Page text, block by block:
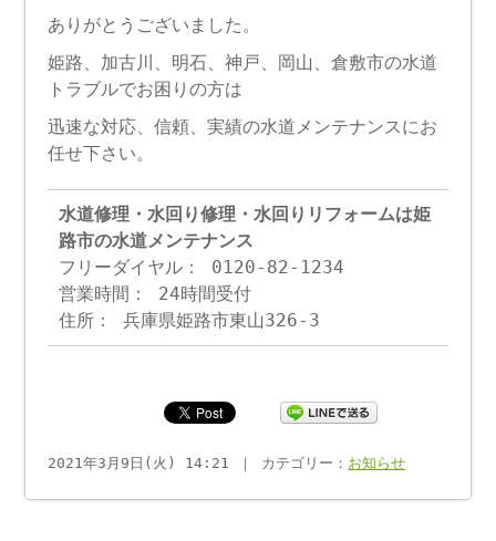
ありがとうございました。
姫路、加古川、明石、神戸、岡山、倉敷市の水道
トラブルでお困りの方は
迅速な対応、信頼、実績の水道メンテナンスにお
任せ下さい。
水道修理・水回り修理・水回りリフォームは姫
路市の水道メンテナンス
フリーダイヤル： 0120-82-1234
営業時間： 24時間受付
住所： 兵庫県姫路市東山326-3
2021年3月9日(火) 14:21 ｜ カテゴリー： お知らせ